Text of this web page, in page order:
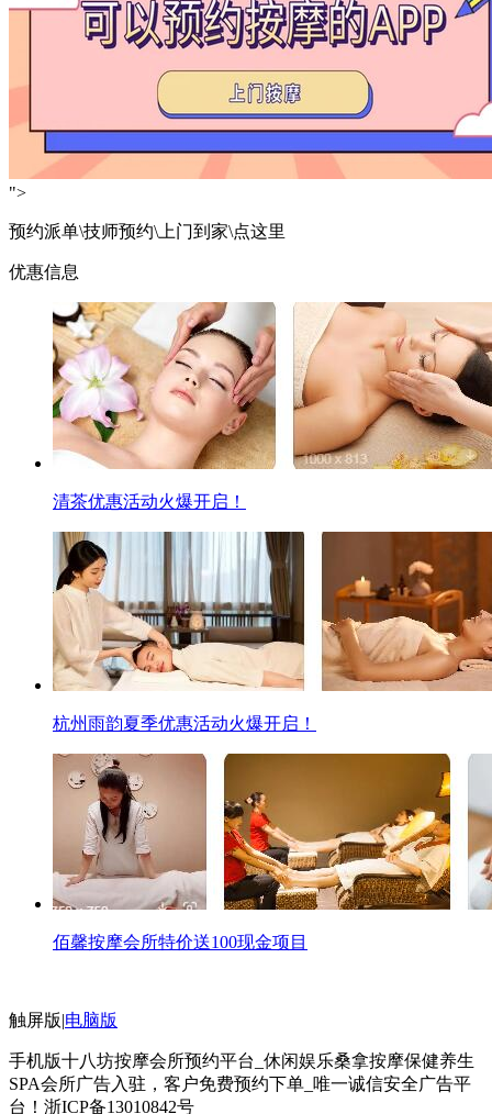
">
预约派单\技师预约\上门到家\点这里
优惠信息
清茶优惠活动火爆开启！
杭州雨韵夏季优惠活动火爆开启！
佰馨按摩会所特价送100现金项目
触屏版|电脑版
手机版十八坊按摩会所预约平台_休闲娱乐桑拿按摩保健养生
SPA会所广告入驻，客户免费预约下单_唯一诚信安全广告平
台！ 浙ICP备13010842号